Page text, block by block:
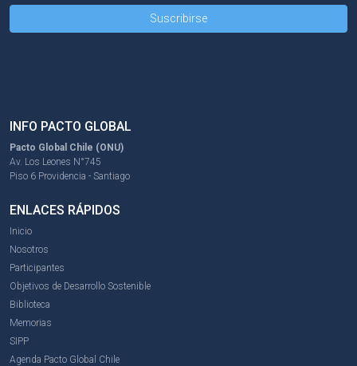
INFO PACTO GLOBAL
Pacto Global Chile (ONU)
Av. Los Leones N°745
Piso 6 Providencia - Santiago
ENLACES RÁPIDOS
Inicio
Nosotros
Participantes
Objetivos de Desarrollo Sostenible
Biblioteca
Memorias
SIPP
Agenda Pacto Global Chile